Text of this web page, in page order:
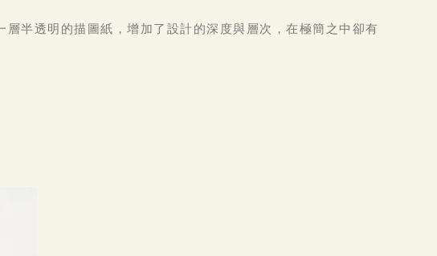
半透明的描圖紙，增加了設計的深度與層次，在極簡之中卻有